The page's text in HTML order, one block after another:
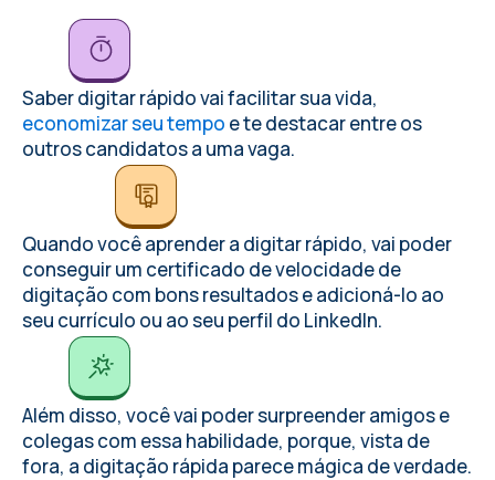
Saber digitar rápido vai facilitar sua vida,
economizar seu tempo e te destacar entre os
outros candidatos a uma vaga.
Quando você aprender a digitar rápido, vai poder
conseguir um certificado de velocidade de
digitação com bons resultados e adicioná-lo ao
seu currículo ou ao seu perfil do LinkedIn.
Além disso, você vai poder surpreender amigos e
colegas com essa habilidade, porque, vista de
fora, a digitação rápida parece mágica de verdade.